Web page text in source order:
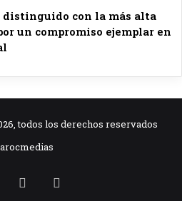
con la más alta
un compromiso ejemplar en
todos los derechos reservados
Facebook